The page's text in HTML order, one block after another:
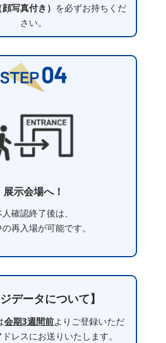
写真付き） を必ずお持ちくだ
さい。
展示会場へ！​
人確認終了後は、
再入場が可能です。
ジデータについて】
会期3週間前よりご登録いただ
レスにお送りいたします。